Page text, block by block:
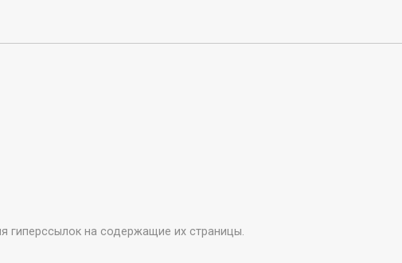
гиперссылок на содержащие их страницы.